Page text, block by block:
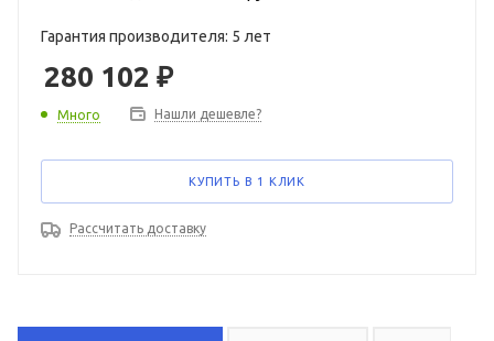
Гарантия производителя: 5 лет
280 102 ₽
Много Нашли дешевле?
КУПИТЬ В 1 КЛИК
Рассчитать доставку